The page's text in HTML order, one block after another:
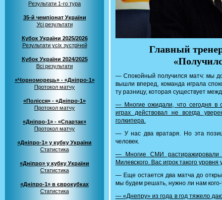
Результати 1-го тура
35-й чемпіонат України
Усі результати
Кубок України 2025/2026
Результати усіх зустрічей
Кубок України 2024/2025
Всі результати
«Чорноморець» - «Дніпро-1»
Протокол матчу
«Полісся» - «Дніпро-1»
Протокол матчу
«Дніпро-1» - «Спартак»
Протокол матчу
«Дніпро-1» у кубку України
Статистика
«Дніпро» у кубку України
Статистика
«Дніпро-1» в єврокубках
Статистика
Главный
— Спокойный получился матч: мы
вышли вперед, команда играла
ту разницу, которая существует
— Многие ожидали, что сегодня в
играх действовал не всегда
голкипера.
— У нас два вратаря. Но эта
человек.
— Многие СМИ растиражировали
Милевского. Вас игрок такого уровня
— Еще остается два матча до
мы будем решать, нужно ли нам
— «Днепру» из года в год тяжело